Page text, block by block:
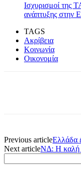
Ισχυρισμοί της
ανάπτυξης στην
TAGS
Ακρίβεια
Κοινωνία
Οικονομία
Previous articleΕλλάδα
Next articleΝΔ: Η καλή